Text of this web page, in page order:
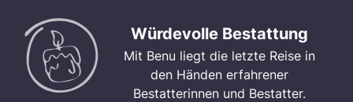
Würdevolle Bestattung
Mit Benu liegt die letzte Reise in
den Händen erfahrener
Bestatterinnen und Bestatter.